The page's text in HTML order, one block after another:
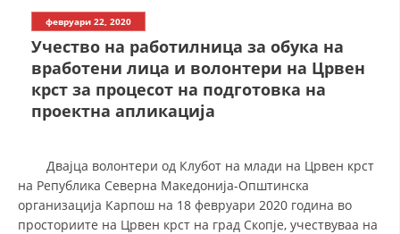
ДЕЈСТВУВАЊЕ
ПРИРАЧНИЦИ
февруари 22, 2020
Учество на работилница за обука на
вработени лица и волонтери на Црвен
крст за процесот на подготовка на
проектна апликација
Двајца волонтери од Клубот на млади на Црвен крст
на Република Северна Македонија-Општинска
организација Карпош на 18 февруари 2020 година во
просториите на Црвен крст на град Скопје, учествуваа на